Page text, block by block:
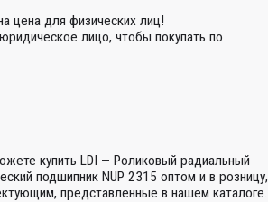
цена для физических лиц!
лицо, чтобы покупать по
купить LDI — Роликовый радиальный
подшипник NUP 2315 оптом и в розницу,
представленные в нашем каталоге.